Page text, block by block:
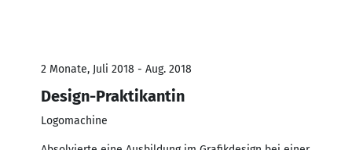
2 Monate, Juli 2018 - Aug. 2018
Design-Praktikantin
Logomachine